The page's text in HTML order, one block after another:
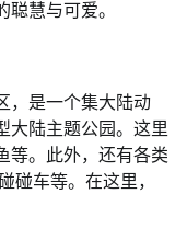
慧与可爱。
，是一个集大陆动
大陆主题公园。这里
等。此外，还有各类
碰车等。在这里，